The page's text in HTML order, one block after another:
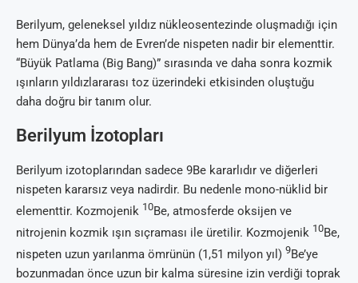
Berilyum, geleneksel yıldız nükleosentezinde oluşmadığı için
hem Dünya’da hem de Evren’de nispeten nadir bir elementtir.
“Büyük Patlama (Big Bang)” sırasında ve daha sonra kozmik
ışınların yıldızlararası toz üzerindeki etkisinden oluştuğu
daha doğru bir tanım olur.
Berilyum İzotopları
Berilyum izotoplarından sadece 9Be kararlıdır ve diğerleri
nispeten kararsız veya nadirdir. Bu nedenle mono-nüklid bir
elementtir. Kozmojenik 10Be, atmosferde oksijen ve
nitrojenin kozmik ışın sıçraması ile üretilir. Kozmojenik 10Be,
nispeten uzun yarılanma ömrünün (1,51 milyon yıl) 9Be’ye
bozunmadan önce uzun bir kalma süresine izin verdiği toprak